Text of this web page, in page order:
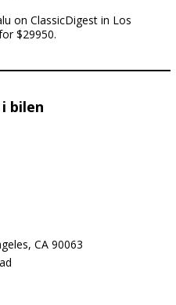
on ClassicDigest in Los
$29950.
bilen
CA 90063